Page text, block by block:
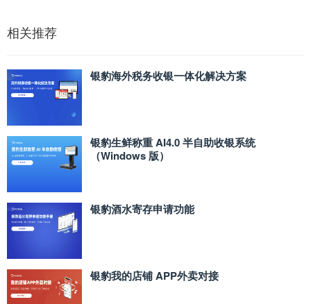
相关推荐
银豹海外税务收银一体化解决方案
银豹生鲜称重 AI4.0 半自助收银系统
（Windows 版）
银豹酒水寄存申请功能
银豹我的店铺 APP外卖对接